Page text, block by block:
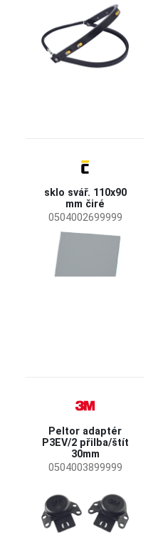
sklo svář. 110x90
mm čiré
0504002699999
Peltor adaptér
P3EV/2 přilba/štít
30mm
0504003899999